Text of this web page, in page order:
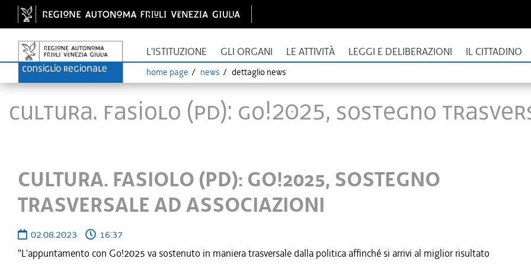
L'ISTITUZIONE GLI ORGANI LE ATTIVITÀ LEGGI E DELIBERAZIONI IL CITTADINO
home page news dettaglio news
CULTURA. FASIOLO (PD): GO!2025, SOSTEGNO
CULTURA. FASIOLO (PD): GO!2025, SOSTEGNO
TRASVERSALE AD ASSOCIAZIONI
02.08.2023
16:37
"L'appuntamento con Go!2025 va sostenuto in maniera trasversale dalla politica affinché si arrivi al miglior risultato